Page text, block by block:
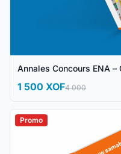
Annales Concours ENA –
1 500 XOF4 000
Promo